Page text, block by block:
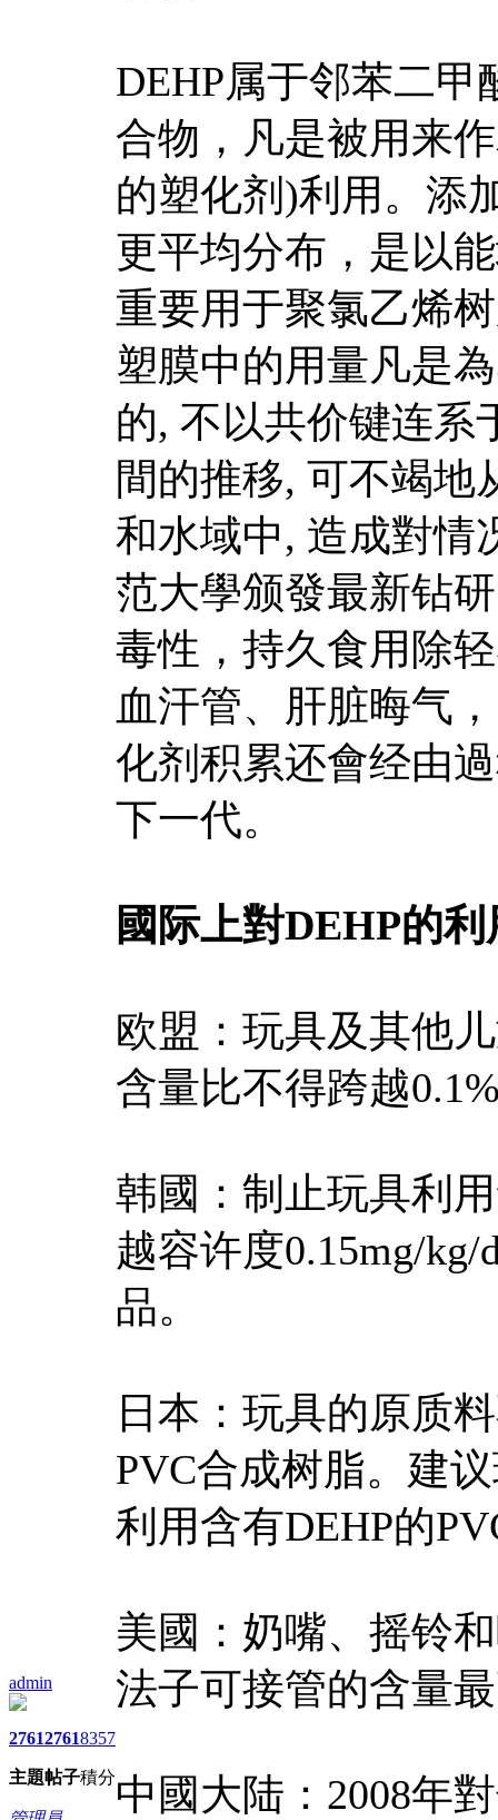
admin
2761
主題
2761
帖子
8357
積分
DEHP属于邻苯二甲
合物，凡是被用来
的塑化剂)利用。添
更平均分布，是以
重要用于聚氯乙烯
塑膜中的用量凡是
的, 不以共价键连系
間的推移, 可不竭地
和水域中, 造成對情
范大學颁發最新钻
毒性，持久食用除
血汗管、肝脏晦气
化剂积累还會经由
下一代。
國际上對DEHP的
欧盟：玩具及其他
含量比不得跨越
韩國：制止玩具利
越容许度0.15mg/
品。
日本：玩具的原质
PVC合成树脂。建
利用含有DEHP的
美國：奶嘴、摇铃
法子可接管的含量
中國大陆：2008年